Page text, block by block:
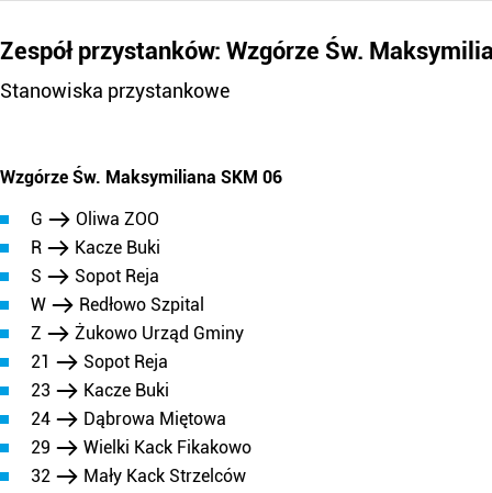
Zespół przystanków: Wzgórze Św.
Stanowiska przystankowe
Wzgórze Św. Maksymiliana SKM 06
G
Oliwa ZOO
R
Kacze Buki
S
Sopot Reja
W
Redłowo Szpital
Z
Żukowo Urząd Gminy
21
Sopot Reja
23
Kacze Buki
24
Dąbrowa Miętowa
29
Wielki Kack Fikakowo
32
Mały Kack Strzelców